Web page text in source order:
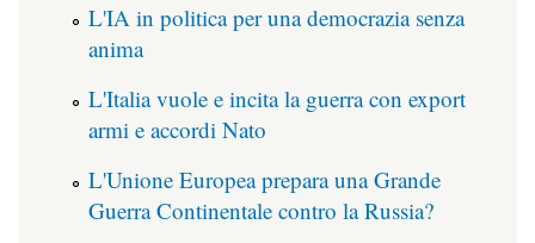
L'IA in politica per una democrazia senza
anima
L'Italia vuole e incita la guerra con export
armi e accordi Nato
L'Unione Europea prepara una Grande
Guerra Continentale contro la Russia?